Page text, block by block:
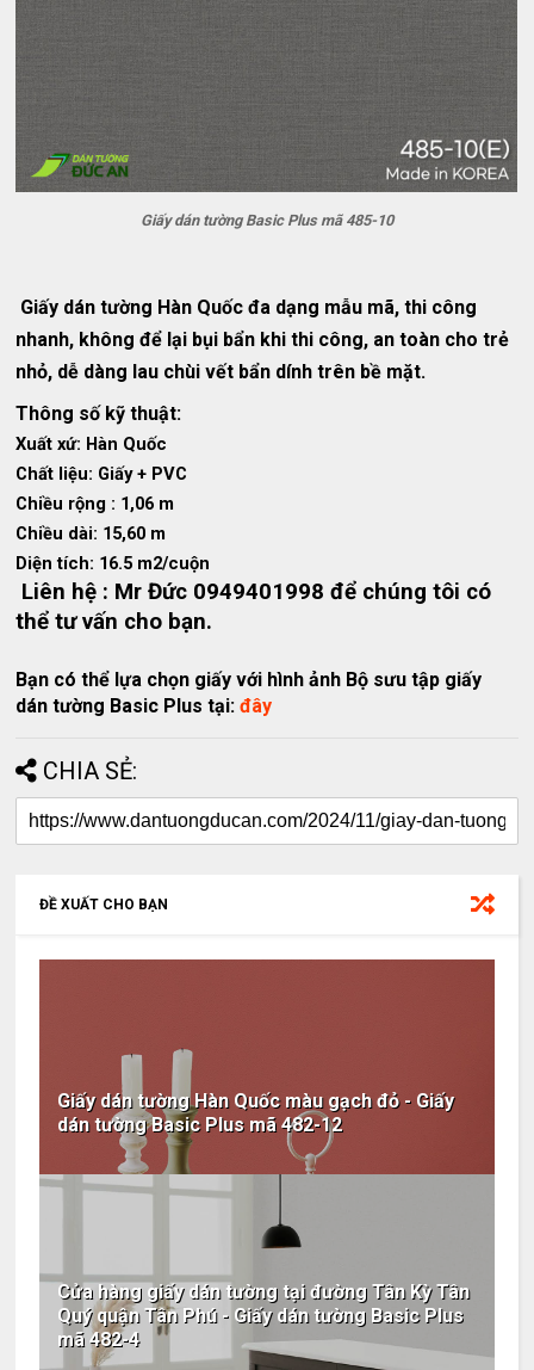
Giấy dán tường Basic Plus mã 485-10
Giấy dán tường Hàn Quốc đa dạng mẫu mã, thi công
nhanh, không để lại bụi bẩn khi thi công, an toàn cho trẻ
nhỏ, dễ dàng lau chùi vết bẩn dính trên bề mặt.
Thông số kỹ thuật:
Xuất xứ: Hàn Quốc
Chất liệu: Giấy + PVC
Chiều rộng : 1,06 m
Chiều dài: 15,60 m
Diện tích: 16.5 m2/cuộn
Liên hệ : Mr Đức 0949401998 để chúng tôi có
thể tư vấn cho bạn.
Bạn có thể lựa chọn giấy với hình ảnh Bộ sưu tập giấy
dán tường Basic Plus tại:đây
CHIA SẺ:
ĐỀ XUẤT CHO BẠN
Giấy dán tường Hàn Quốc màu gạch đỏ - Giấy
dán tường Basic Plus mã 482-12
Cửa hàng giấy dán tường tại đường Tân Kỳ Tân
Quý quận Tân Phú - Giấy dán tường Basic Plus
mã 482-4